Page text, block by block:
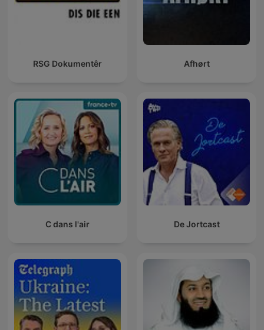
RSG Dokumentêr Afhørt
C dans l'air De Jortcast